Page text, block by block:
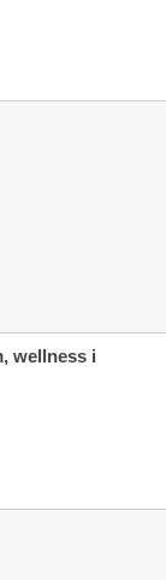
wellness i